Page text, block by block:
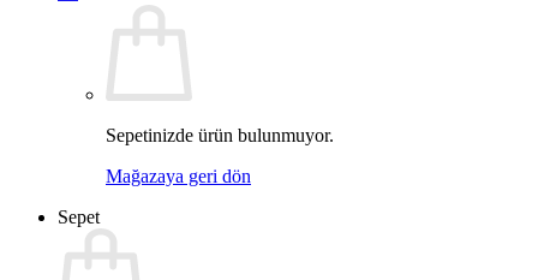
Sepetinizde ürün bulunmuyor.
Mağazaya geri dön
Sepet